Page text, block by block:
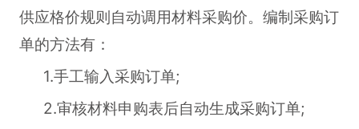
供应格价规则自动调用材料采购价。编制采购订
单的方法有：
1.手工输入采购订单;
2.审核材料申购表后自动生成采购订单;